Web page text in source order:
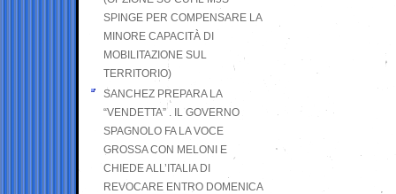
SPINGE PER COMPENSARE LA
MINORE CAPACITÀ DI
MOBILITAZIONE SUL
TERRITORIO)
SANCHEZ PREPARA LA
“VENDETTA” . IL GOVERNO
SPAGNOLO FA LA VOCE
GROSSA CON MELONI E
CHIEDE ALL’ITALIA DI
REVOCARE ENTRO DOMENICA